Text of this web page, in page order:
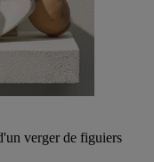
verger de figuiers